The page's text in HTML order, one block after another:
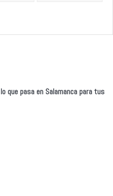
que pasa en Salamanca para tus